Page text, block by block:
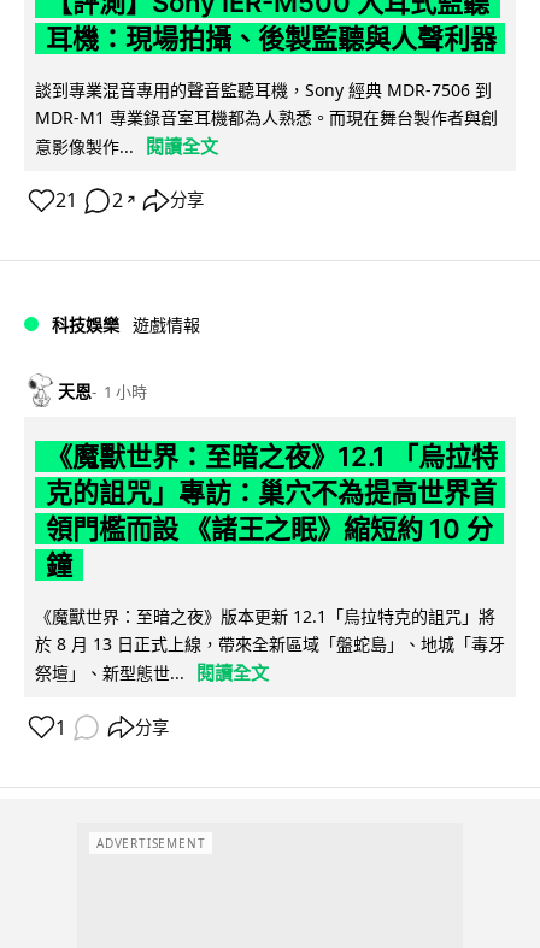
耳機：現場拍攝、後製監聽與人聲利器
談到專業混音專用的聲音監聽耳機，Sony 經典 MDR-7506 到
MDR-M1 專業錄音室耳機都為人熟悉。而現在舞台製作者與創
意影像製作...
閱讀全文
21 2 ↗ 分享
科技娛樂 遊戲情報
天恩 1 小時
《魔獸世界：至暗之夜》12.1 「烏拉特
克的詛咒」專訪：巢穴不為提高世界首
領門檻而設 《諸王之眠》縮短約 10 分
鐘
《魔獸世界：至暗之夜》版本更新 12.1「烏拉特克的詛咒」將
於 8 月 13 日正式上線，帶來全新區域「盤蛇島」、地城「毒牙
祭壇」、新型態世...
閱讀全文
1 分享
ADVERTISEMENT